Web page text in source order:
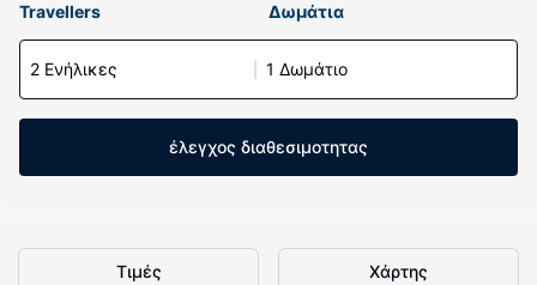
Travellers Δωμάτια
2 Ενήλικες 1 Δωμάτιο
έλεγχος διαθεσιμοτητας
Τιμές Χάρτης